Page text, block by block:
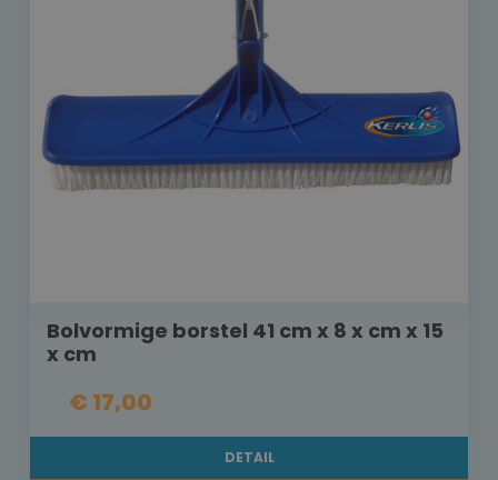
Bolvormige borstel 41 cm x 8 x cm x 15
x cm
€ 17,00
DETAIL